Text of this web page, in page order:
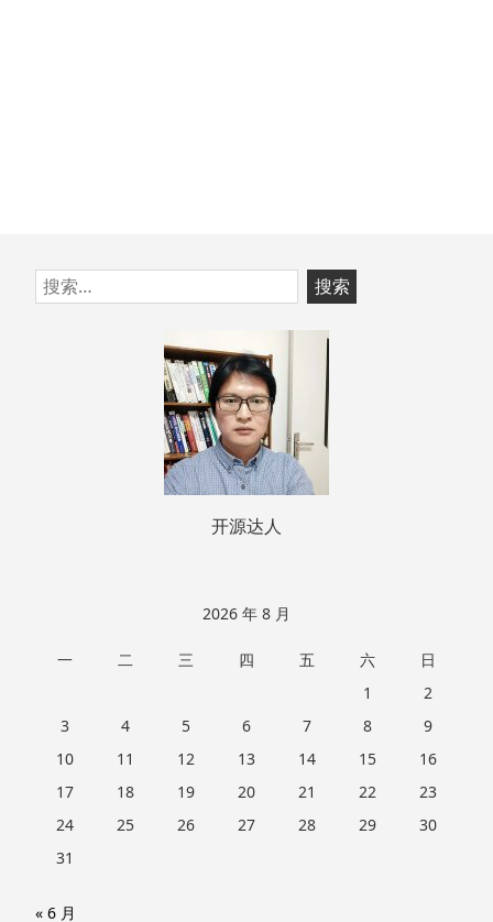
跳
至
搜
索：
开源达人
2026 年 8 月
一 二 三 四 五 六
日
1
2
3
4 5 6 7 8
9
10
11 12 13 14 15
16
17
18 19 20 21 22
23
24
25 26 27 28 29
30
31
« 6 月